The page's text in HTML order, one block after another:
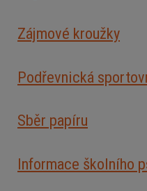
Zájmové kroužky
Podřevnická
Sběr papíru
Informace školního